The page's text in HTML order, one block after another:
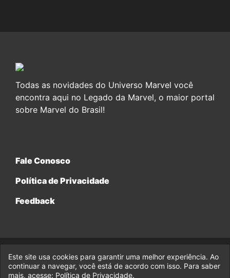
Todas as novidades do Universo Marvel você
encontra aqui no Legado da Marvel, o maior portal
sobre Marvel do Brasil!
Fale Conosco
Política de Privacidade
Feedback
© 2017-2026 Legado da Marvel, uma empresa da Legado
Enterprises.
Este site usa cookies para garantir uma melhor experiência. Ao
continuar a navegar, você está de acordo com isso. Para saber
mais, acesse: Política de Privacidade.